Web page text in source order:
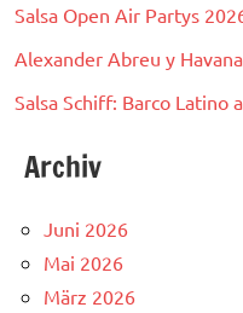
Salsa Open Air Partys
Alexander Abreu y
Salsa Schiff: Barco Latino
Archiv
Juni 2026
Mai 2026
März 2026